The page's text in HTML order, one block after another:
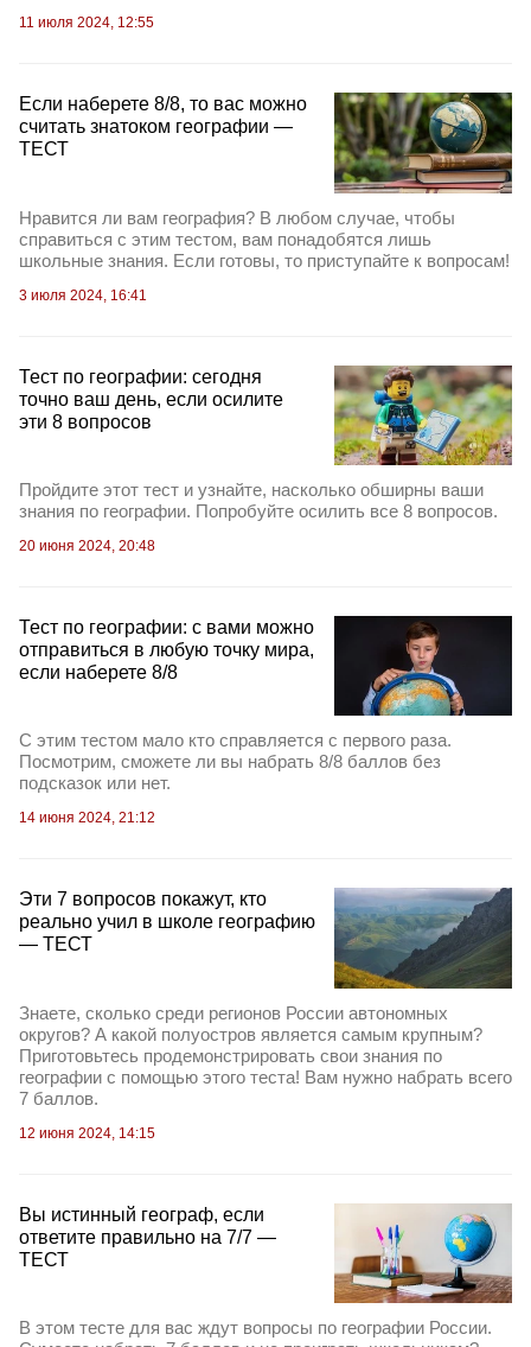
11 июля 2024, 12:55
Если наберете 8/8, то вас можно
считать знатоком географии —
ТЕСТ
Нравится ли вам география? В любом случае, чтобы
справиться с этим тестом, вам понадобятся лишь
школьные знания. Если готовы, то приступайте к вопросам!
3 июля 2024, 16:41
Тест по географии: сегодня
точно ваш день, если осилите
эти 8 вопросов
Пройдите этот тест и узнайте, насколько обширны ваши
знания по географии. Попробуйте осилить все 8 вопросов.
20 июня 2024, 20:48
Тест по географии: с вами можно
отправиться в любую точку мира,
если наберете 8/8
С этим тестом мало кто справляется с первого раза.
Посмотрим, сможете ли вы набрать 8/8 баллов без
подсказок или нет.
14 июня 2024, 21:12
Эти 7 вопросов покажут, кто
реально учил в школе географию
— ТЕСТ
Знаете, сколько среди регионов России автономных
округов? А какой полуостров является самым крупным?
Приготовьтесь продемонстрировать свои знания по
географии с помощью этого теста! Вам нужно набрать всего
7 баллов.
12 июня 2024, 14:15
Вы истинный географ, если
ответите правильно на 7/7 —
ТЕСТ
В этом тесте для вас ждут вопросы по географии России.